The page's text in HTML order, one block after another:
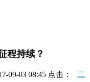
程持续？
09-03 08:45 点击： 二